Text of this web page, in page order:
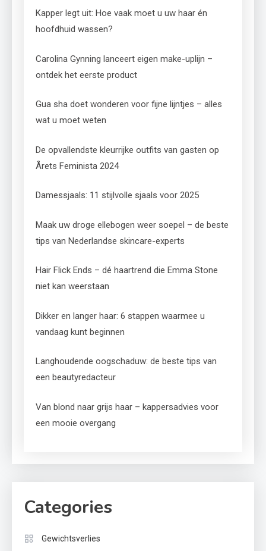
Kapper legt uit: Hoe vaak moet u uw haar én
hoofdhuid wassen?
Carolina Gynning lanceert eigen make-uplijn –
ontdek het eerste product
Gua sha doet wonderen voor fijne lijntjes – alles
wat u moet weten
De opvallendste kleurrijke outfits van gasten op
Årets Feminista 2024
Damessjaals: 11 stijlvolle sjaals voor 2025
Maak uw droge ellebogen weer soepel – de beste
tips van Nederlandse skincare-experts
Hair Flick Ends – dé haartrend die Emma Stone
niet kan weerstaan
Dikker en langer haar: 6 stappen waarmee u
vandaag kunt beginnen
Langhoudende oogschaduw: de beste tips van
een beautyredacteur
Van blond naar grijs haar – kappersadvies voor
een mooie overgang
Categories
Gewichtsverlies